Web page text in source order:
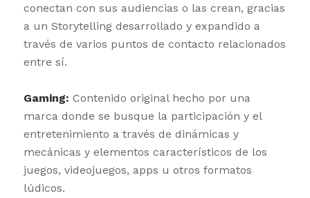
conectan con sus audiencias o las crean, gracias
a un Storytelling desarrollado y expandido a
través de varios puntos de contacto relacionados
entre sí.
Gaming: Contenido original hecho por una
marca donde se busque la participación y el
entretenimiento a través de dinámicas y
mecánicas y elementos característicos de los
juegos, videojuegos, apps u otros formatos
lúdicos.